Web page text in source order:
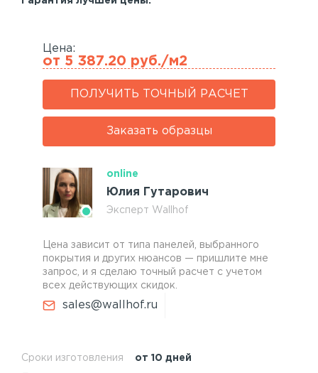
Сроки изготовления от 10 дней
Цена:
от 5 387.20 руб./м2
ПОЛУЧИТЬ ТОЧНЫЙ РАСЧЕТ
Заказать образцы
online
Юлия Гутарович
Эксперт Wallhof
Цена зависит от типа панелей, выбранного
покрытия и других нюансов — пришлите мне
запрос, и я сделаю точный расчет с учетом
всех действующих скидок.
sales@wallhof.ru